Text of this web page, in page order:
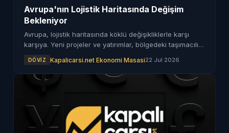
Avrupa'nın Lojistik Haritasında Değişim
Bekleniyor
Avrupa, lojistik haritasında köklü değişikliklerle karşı
karşıya. Yeni projeler ve yatırımlar, bölgedeki taşımacılığı
DÖVIZ Kapalicarsi.net Ekonomi Masasi22 Jul 2026